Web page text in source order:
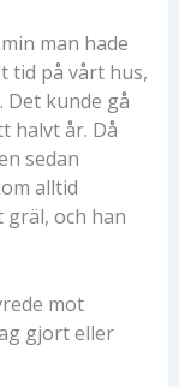
man hade
tid på vårt hus,
Det kunde gå
halvt år. Då
sedan
alltid
och han
mot
gjort eller